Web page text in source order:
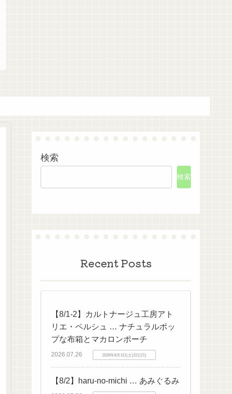
検索
検索
Recent Posts
【8/1-2】カルトナージュ工房アト
リエ・ペルシュ … ナチュラルポッ
プな布箱とマカロンポーチ
2026.07.26 2026年8月1日(土)2日(日)
【8/2】haru-no-michi … あみぐるみ